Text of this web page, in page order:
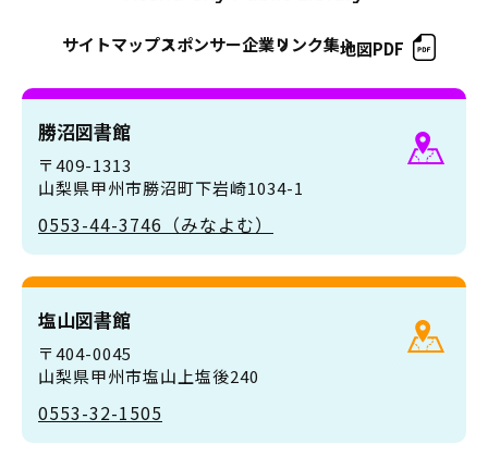
サイトマップスポンサー企業リンク集地図PDF
勝沼図書館
〒409-1313
山梨県甲州市勝沼町下岩崎1034-1
0553-44-3746（みなよむ）
塩山図書館
〒404-0045
山梨県甲州市塩山上塩後240
0553-32-1505